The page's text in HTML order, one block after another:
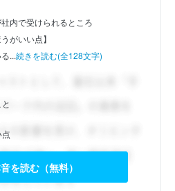
内で受けられるところ
がいい点】
...続きを読む(全128文字)
を読む（無料）